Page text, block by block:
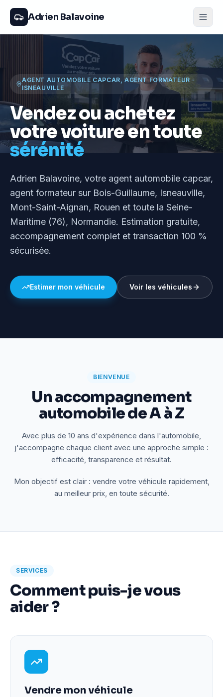
Adrien Balavoine
AGENT AUTOMOBILE CAPCAR, AGENT FORMATEUR ·
ISNEAUVILLE
Vendez ou achetez
votre voiture en toute
sérénité
Adrien Balavoine, votre agent automobile capcar,
agent formateur sur Bois-Guillaume, Isneauville,
Mont-Saint-Aignan, Rouen et toute la Seine-
Maritime (76), Normandie. Estimation gratuite,
accompagnement complet et transaction 100 %
sécurisée.
Estimer mon véhicule Voir les véhicules
BIENVENUE
Un accompagnement
automobile de A à Z
Avec plus de 10 ans d'expérience dans l'automobile,
j'accompagne chaque client avec une approche simple :
efficacité, transparence et résultat.
Mon objectif est clair : vendre votre véhicule rapidement,
au meilleur prix, en toute sécurité.
SERVICES
Comment puis-je vous
aider ?
Vendre mon véhicule